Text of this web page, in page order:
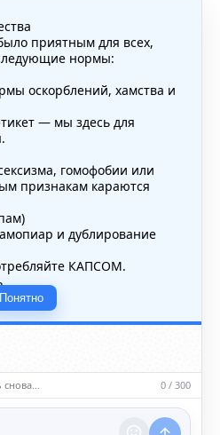
приятным для всех,
нормы:
оскорблений, хамства и
— мы здесь для
гомофобии или
признакам караются
и дублирование
КАПСОМ.
данные — свои или чужие
вправе удалять
доступ к чату при
Понятно
0 / 300